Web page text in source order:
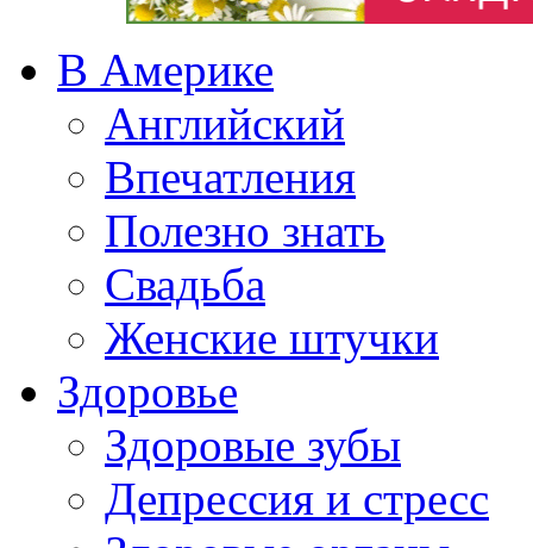
В Америке
Английский
Впечатления
Полезно знать
Свадьба
Женские штучки
Здоровье
Здоровые зубы
Депрессия и стресс